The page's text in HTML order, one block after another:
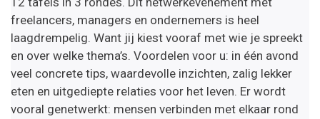
freelancers, managers en ondernemers is heel
laagdrempelig. Want jij kiest vooraf met wie je spreekt
en over welke thema’s. Voordelen voor u: in één avond
veel concrete tips, waardevolle inzichten, zalig lekker
eten en uitgediepte relaties voor het leven. Er wordt
vooral genetwerkt: mensen verbinden met elkaar rond